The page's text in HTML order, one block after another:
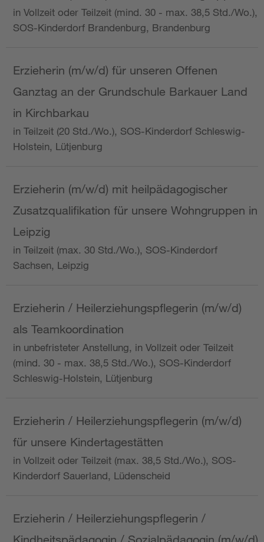
in Vollzeit oder Teilzeit (mind. 30 - max. 38,5 Std./Wo.),
SOS-Kinderdorf Brandenburg, Brandenburg
Erzieherin (m/w/d) für unseren Offenen
Ganztag an der Grundschule Barkauer Land
in Kirchbarkau
in Teilzeit (20 Std./Wo.), SOS-Kinderdorf Schleswig-
Holstein, Lütjenburg
Erzieherin (m/w/d) mit heilpädagogischer
Zusatzqualifikation für unsere Wohngruppen in
Leipzig
in Teilzeit (max. 30 Std./Wo.), SOS-Kinderdorf
Sachsen, Leipzig
Erzieherin / Heilerziehungspflegerin (m/w/d)
als Teamkoordination
in unbefristeter Anstellung, in Vollzeit oder Teilzeit
(mind. 30 - max. 38,5 Std./Wo.), SOS-Kinderdorf
Schleswig-Holstein, Lütjenburg
Erzieherin / Heilerziehungspflegerin (m/w/d)
für unsere Kindertagestätten
in Vollzeit oder Teilzeit (max. 38,5 Std./Wo.), SOS-
Kinderdorf Sauerland, Lüdenscheid
Erzieherin / Heilerziehungspflegerin /